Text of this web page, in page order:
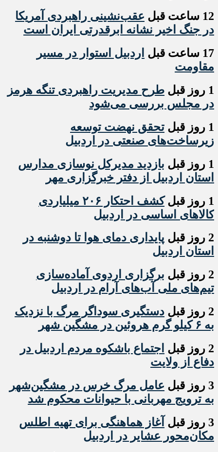
12 ساعت قبل
عقب‌نشینی راهبردی آمریکا
در جنگ اخیر نشانه ابرقدرتی ایران است
17 ساعت قبل
اردبیل استوار در مسیر
مقاومت
1 روز قبل
طرح مدیریت راهبردی تنگه هرمز
در مجلس بررسی می‌شود
1 روز قبل
تحقق نهضت توسعه
زیرساخت‌های صنعتی در اردبیل
1 روز قبل
بازدید مدیرکل نوسازی مدارس
استان اردبیل از دفتر خبرگزاری مهر
1 روز قبل
کشف احتکار ۲۰۶ میلیاردی
کالاهای اساسی در اردبیل
2 روز قبل
پایداری دمای هوا تا دوشنبه در
استان اردبیل
2 روز قبل
برگزاری اردوی آماده‌سازی
تیم‌های ملی آب‌های آرام در اردبیل
2 روز قبل
دستگیری سوداگر مرگ با نزدیک
به ۶ کیلو گرم هروئین در مشگین شهر
2 روز قبل
اجتماع باشکوه مردم اردبیل در
دفاع از ولایت
3 روز قبل
عامل مرگ خرس در مشگین‌شهر
به ترویج مهربانی با حیوانات محکوم شد
3 روز قبل
آغاز هماهنگی برای تهیه اطلس
مکان‌محور عشایر در اردبیل